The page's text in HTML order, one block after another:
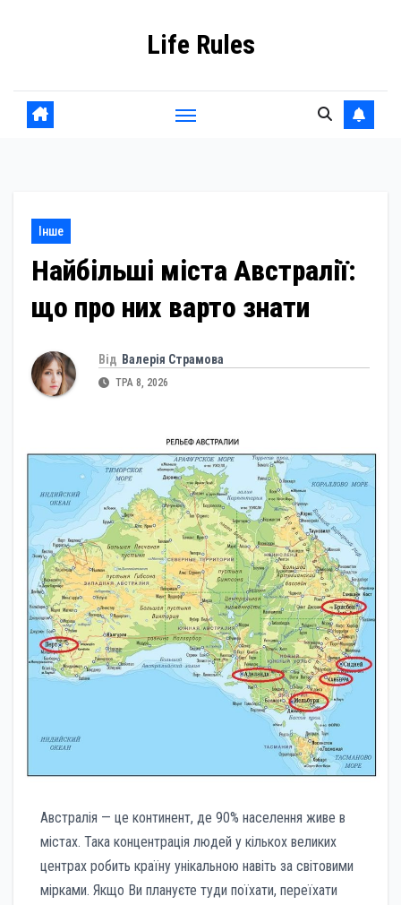
Life Rules
Інше
Найбільші міста Австралії:
що про них варто знати
Від Валерія Страмова
ТРА 8, 2026
Австралія — це континент, де 90% населення живе в
містах. Така концентрація людей у кількох великих
центрах робить країну унікальною навіть за світовими
мірками. Якщо Ви плануєте туди поїхати, переїхати